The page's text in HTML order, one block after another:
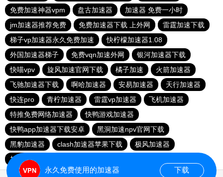
免费加速神器vpm
盘古加速器
加速器 免费一小时
jm加速器推荐免费
免费加速器下载 上外网
雷霆加速下载
梯子vp加速器永久免费加速
快柠檬加速器1.08
外国加速器梯子
免费vqn加速外网
银河加速器下载
快喵vpv
旋风加速官网下载 橘子加速
火箭加速器
飞驰加速器下载
啊哈加速器 安易加速器
天行加速器
快连pro
青柠加速器 雷霆vp加速器
飞机加速器
特推免费网络加速器
快鸭游戏加速器
快鸭app加速器下载安卓
黑洞加速npv官网下载
黑豹加速器
clash加速器苹果下载
极风加速器
加速器梯子推荐
永久免费使用的加速器 下载